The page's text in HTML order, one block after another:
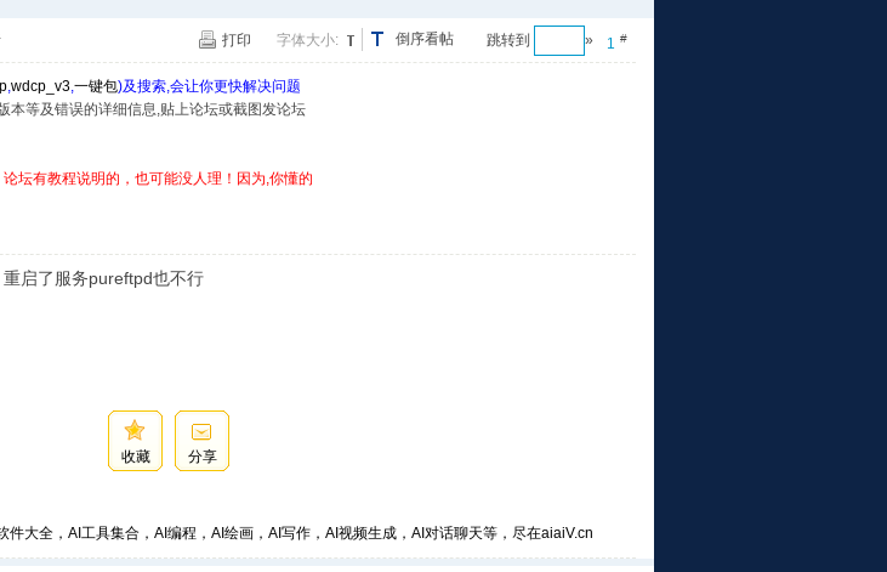
1 #
跳转到 »
倒序看帖
打印 字体大小:
,wdcp_v3,一键包)及搜索,会让你更快解决问题
本等及错误的详细信息,贴上论坛或截图发论坛
坛有教程说明的，也可能没人理！因为,你懂的
启了服务pureftpd也不行
收藏 分享
件大全，AI工具集合，AI编程，AI绘画，AI写作，AI视频生成，AI对话聊天等，尽在aiaiV.cn